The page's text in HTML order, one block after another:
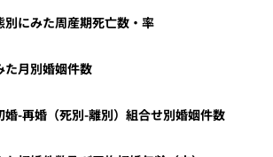
別にみた周産期死亡数・率
た月別婚姻件数
婚-再婚（死別-離別）組合せ別婚姻件数